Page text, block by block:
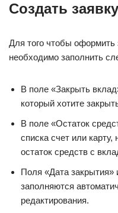
Создать заявку
Для того чтобы оформить
необходимо заполнить
В поле «Закрыть
который хотите
В поле «Остаток
списка счет или карту,
остаток средств с
Поля «Дата закрытия»
заполняются
редактирования.